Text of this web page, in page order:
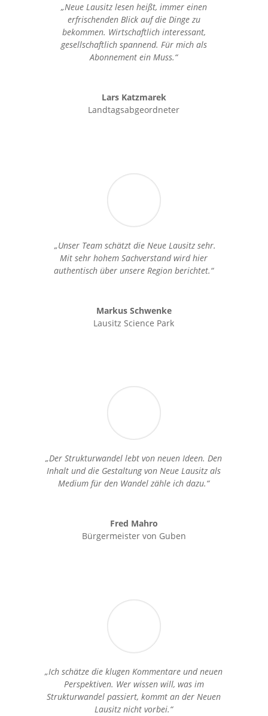
„Neue Lausitz lesen heißt, immer einen
erfrischenden Blick auf die Dinge zu
bekommen. Wirtschaftlich interessant,
gesellschaftlich spannend. Für mich als
Abonnement ein Muss.“
Lars Katzmarek
Landtagsabgeordneter
„Unser Team schätzt die Neue Lausitz sehr.
Mit sehr hohem Sachverstand wird hier
authentisch über unsere Region berichtet.“
Markus Schwenke
Lausitz Science Park
„Der Strukturwandel lebt von neuen Ideen. Den
Inhalt und die Gestaltung von Neue Lausitz als
Medium für den Wandel zähle ich dazu.“
Fred Mahro
Bürgermeister von Guben
„Ich schätze die klugen Kommentare und neuen
Perspektiven. Wer wissen will, was im
Strukturwandel passiert, kommt an der Neuen
Lausitz nicht vorbei.“